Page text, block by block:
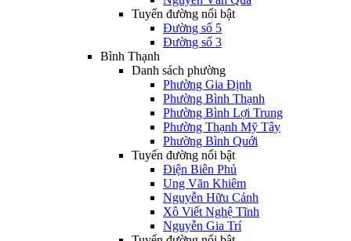
Tuyến đường nổi bật
Đường số 5
Đường số 3
Bình Thạnh
Danh sách phường
Phường Gia Định
Phường Bình Thạnh
Phường Bình Lợi Trung
Phường Thạnh Mỹ Tây
Phường Bình Quới
Tuyến đường nổi bật
Điện Biên Phủ
Ung Văn Khiêm
Nguyễn Hữu Cảnh
Xô Viết Nghệ Tĩnh
Nguyễn Gia Trí